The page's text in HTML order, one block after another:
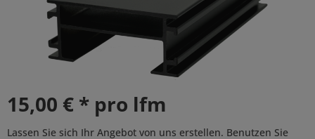
15,00 € * pro lfm
Lassen Sie sich Ihr Angebot von uns erstellen. Benutzen Sie